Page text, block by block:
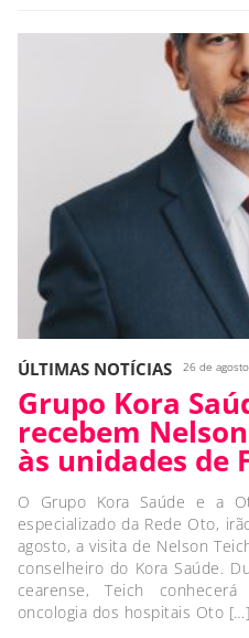
ÚLTIMAS NOTÍCIAS 26 de
Grupo Kora
recebem
às unidades de
O Grupo Kora Saúde e a
especializado da Rede Oto,
agosto, a visita de Nelson
conselheiro do Kora Saúde.
cearense, Teich
oncologia dos hospitais Oto […]